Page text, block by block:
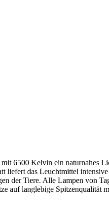
6500 Kelvin ein naturnahes
liefert das Leuchtmittel
der Tiere. Alle Lampen von
auf langlebige Spitzenqualität